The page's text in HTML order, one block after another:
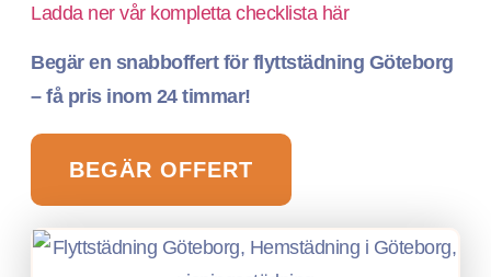
Ladda ner vår kompletta checklista här
Begär en snabboffert för flyttstädning Göteborg
– få pris inom 24 timmar!
BEGÄR OFFERT